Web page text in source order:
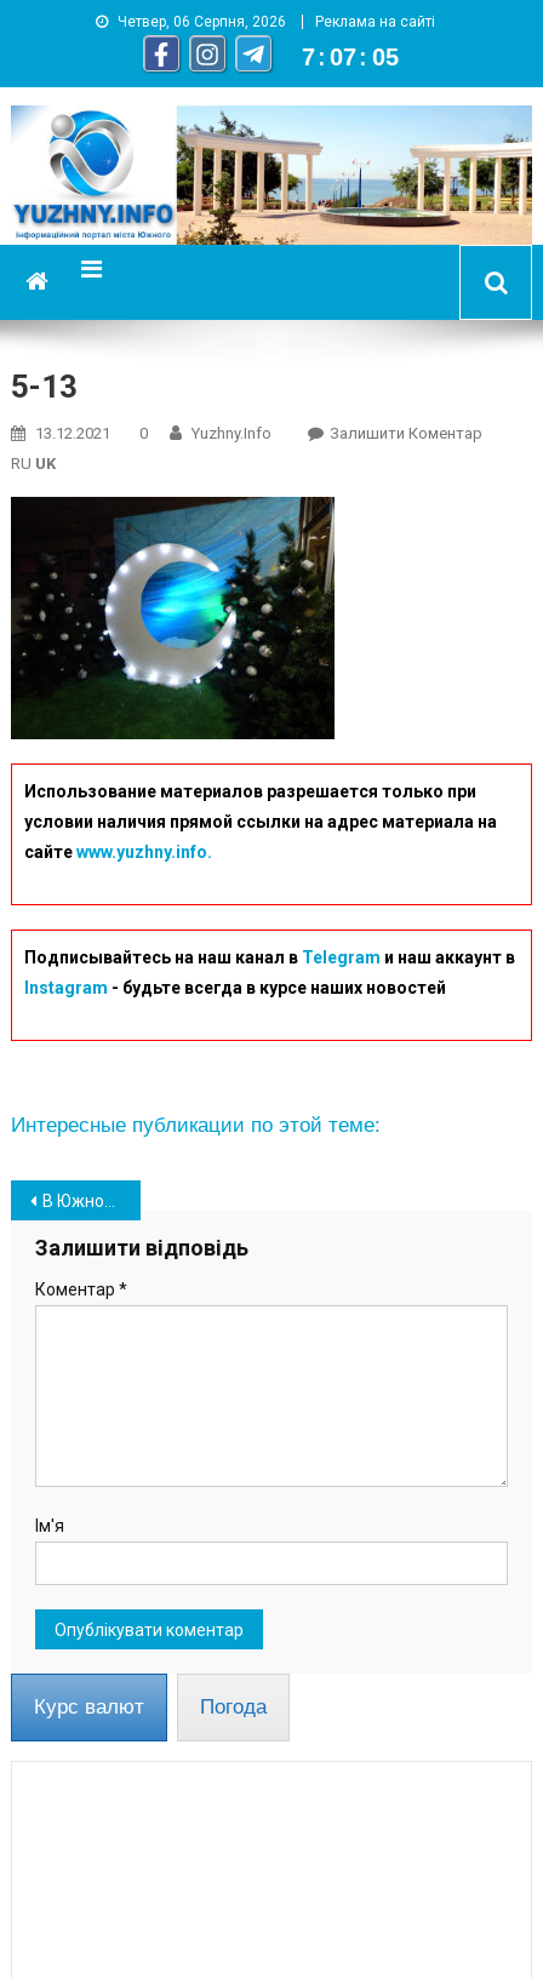
Четвер, 06 Серпня, 2026 Реклама на сайті
7 : 07 : 05
YUZHNY.INFO
информационный портал города Южный
5-13
13.12.2021 0 Yuzhny.info Залишити КоментарOn
RU UK
Использование материалов разрешается только при
условии наличия прямой ссылки на адрес материала на
сайтеwww.yuzhny.info.
Подписывайтесь на наш канал в Telegram и наш аккаунт в
Instagram - будьте всегда в курсе наших новостей
Интересные публикации по этой теме:
Навігація
записів
В Южном во Дворце культуры открыли новогодние фотозоны (фото)
Залишити відповідь
Коментар *
Ім'я
Курс валют Погода